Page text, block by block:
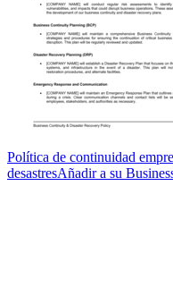
Política de continuidad
desastresAñadir a su